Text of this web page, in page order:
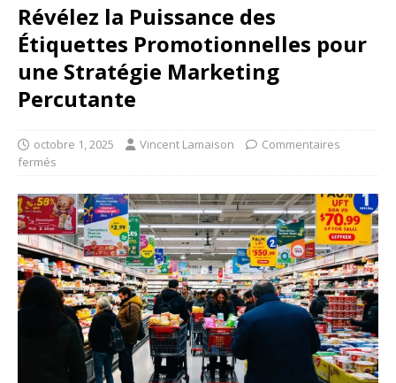
Révélez la Puissance des
Étiquettes Promotionnelles pour
une Stratégie Marketing
Percutante
octobre 1, 2025 Vincent Lamaison
Commentaires
fermés